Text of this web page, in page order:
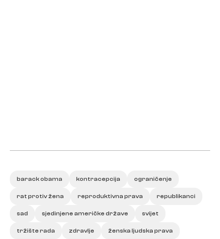
barack obama kontracepcija ograničenje
rat protiv žena reproduktivna prava republikanci
sad sjedinjene američke države svijet
tržište rada zdravlje ženska ljudska prava